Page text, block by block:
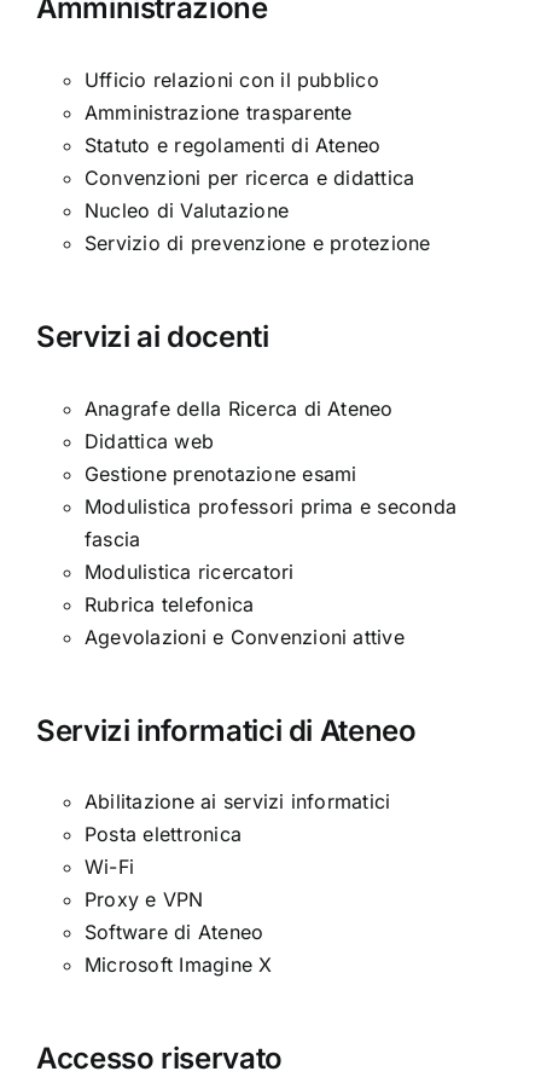
Amministrazione
Ufficio relazioni con il pubblico
Amministrazione trasparente
Statuto e regolamenti di Ateneo
Convenzioni per ricerca e didattica
Nucleo di Valutazione
Servizio di prevenzione e protezione
Servizi ai docenti
Anagrafe della Ricerca di Ateneo
Didattica web
Gestione prenotazione esami
Modulistica professori prima e seconda
fascia
Modulistica ricercatori
Rubrica telefonica
Agevolazioni e Convenzioni attive
Servizi informatici di Ateneo
Abilitazione ai servizi informatici
Posta elettronica
Wi-Fi
Proxy e VPN
Software di Ateneo
Microsoft Imagine X
Accesso riservato